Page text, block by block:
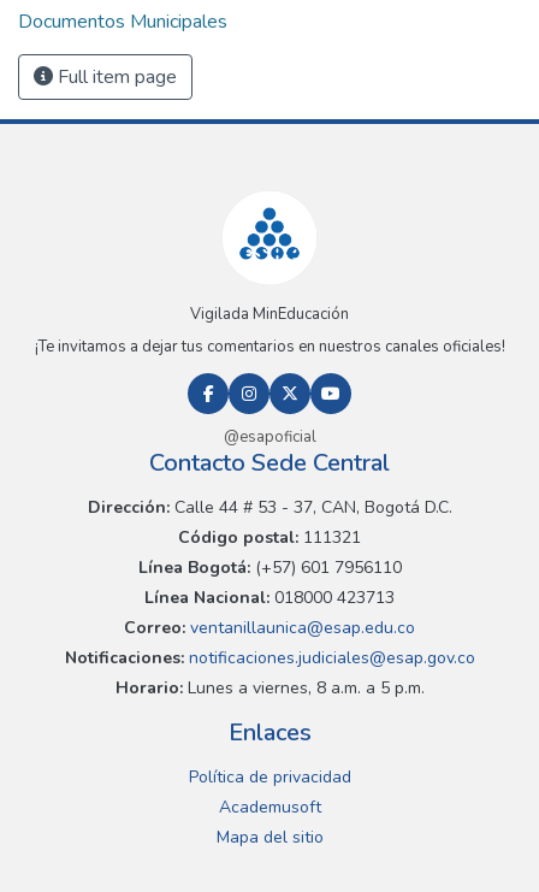
Documentos Municipales
Full item page
Vigilada MinEducación
¡Te invitamos a dejar tus comentarios en nuestros canales oficiales!
@esapoficial
Contacto Sede Central
Dirección:Calle 44 # 53 - 37, CAN, Bogotá D.C.
Código postal: 111321
Línea Bogotá:(+57) 601 7956110
Línea Nacional: 018000 423713
Correo: ventanillaunica@esap.edu.co
Notificaciones:notificaciones.judiciales@esap.gov.co
Horario:Lunes a viernes, 8 a.m. a 5 p.m.
Enlaces
Política de privacidad
Academusoft
Mapa del sitio